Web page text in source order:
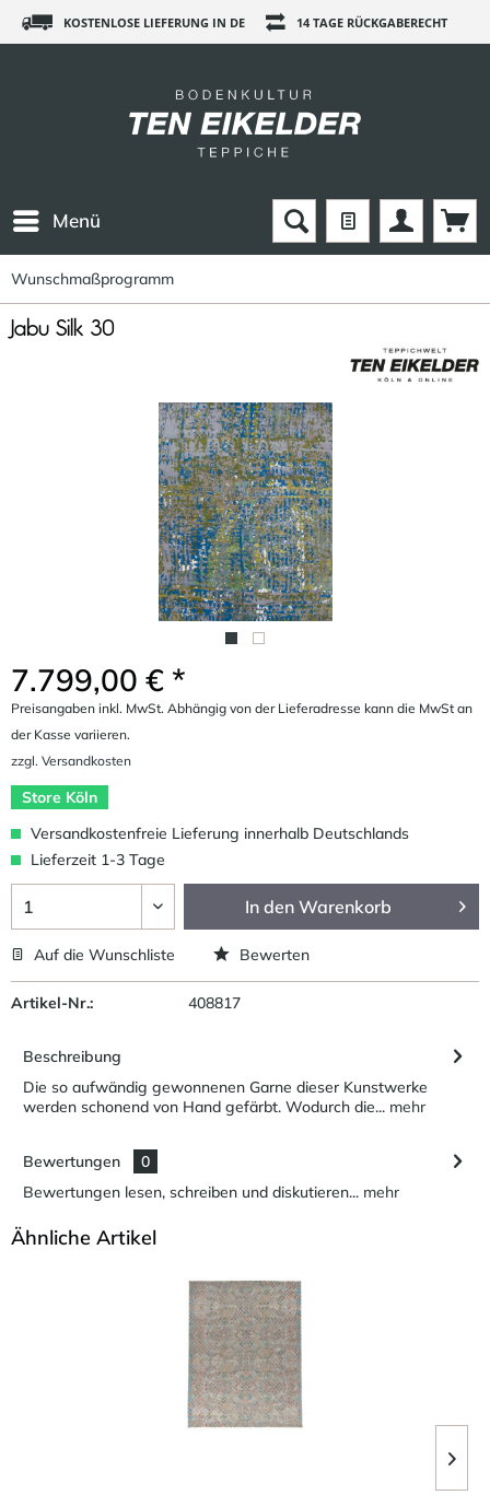
KOSTENLOSE LIEFERUNG IN DE 14 TAGE RÜCKGABERECHT
Menü
Wunschmaßprogramm
Jabu Silk 30
7.799,00 € *
Preisangaben inkl. MwSt. Abhängig von der Lieferadresse kann die MwSt an
der Kasse variieren.
zzgl. Versandkosten
Store Köln
Versandkostenfreie Lieferung innerhalb Deutschlands
Lieferzeit 1-3 Tage
In den Warenkorb
Auf die Wunschliste Bewerten
Artikel-Nr.: 408817
Beschreibung
Die so aufwändig gewonnenen Garne dieser Kunstwerke
werden schonend von Hand gefärbt. Wodurch die... mehr
Bewertungen
0
Bewertungen lesen, schreiben und diskutieren... mehr
Ähnliche Artikel